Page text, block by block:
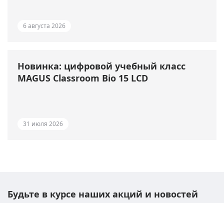
6 августа 2026
Новинка: цифровой учебный класс
MAGUS Classroom Bio 15 LCD
31 июля 2026
Будьте в курсе наших акций и новостей